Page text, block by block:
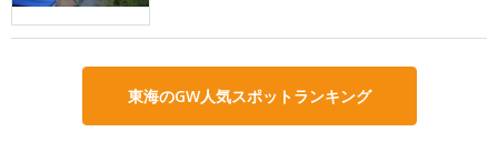
東海のGW人気スポットランキング